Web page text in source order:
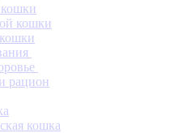
кошки
кошки
рацион
кошка